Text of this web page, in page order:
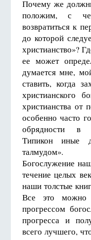
Почему же
положим, с
возвратиться к
до которой
христианство»?
ее может
думается мне,
ставить, когда
христианского
христианства от
особенно часто
обрядности в
Типикон иные
талмудом».
Богослужение
течение целых
наши толстые
Все это можно
прогрессом
прогресса и
всего лучшего,